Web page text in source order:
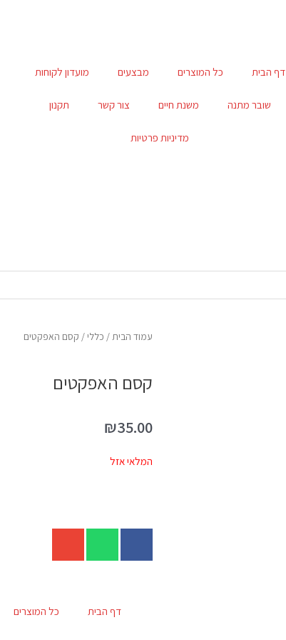
דף הבית כל המוצרים מבצעים מועדון לקוחות
שובר מתנה משנת חיים צור קשר תקנון
מדיניות פרטיות
עמוד הבית/ כללי/ קסם האפקטים
קסם האפקטים
₪35.00
המלאי אזל
דף הבית כל המוצרים